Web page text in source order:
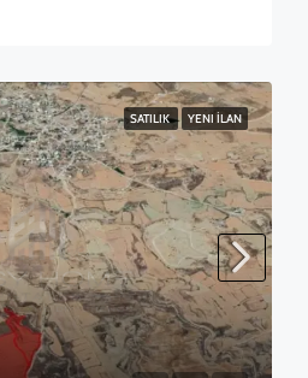
SATILIK YENI İLAN